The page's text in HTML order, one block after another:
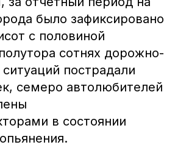
было зафиксировано
с половиной
сотнях дорожно-
пострадали
семеро автолюбителей
в состоянии